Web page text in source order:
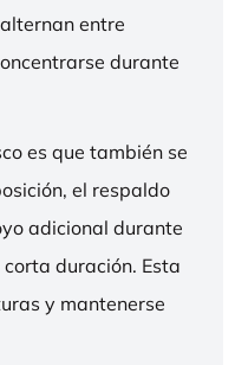
entre
durante
es que también se
el respaldo
adicional durante
duración. Esta
y mantenerse